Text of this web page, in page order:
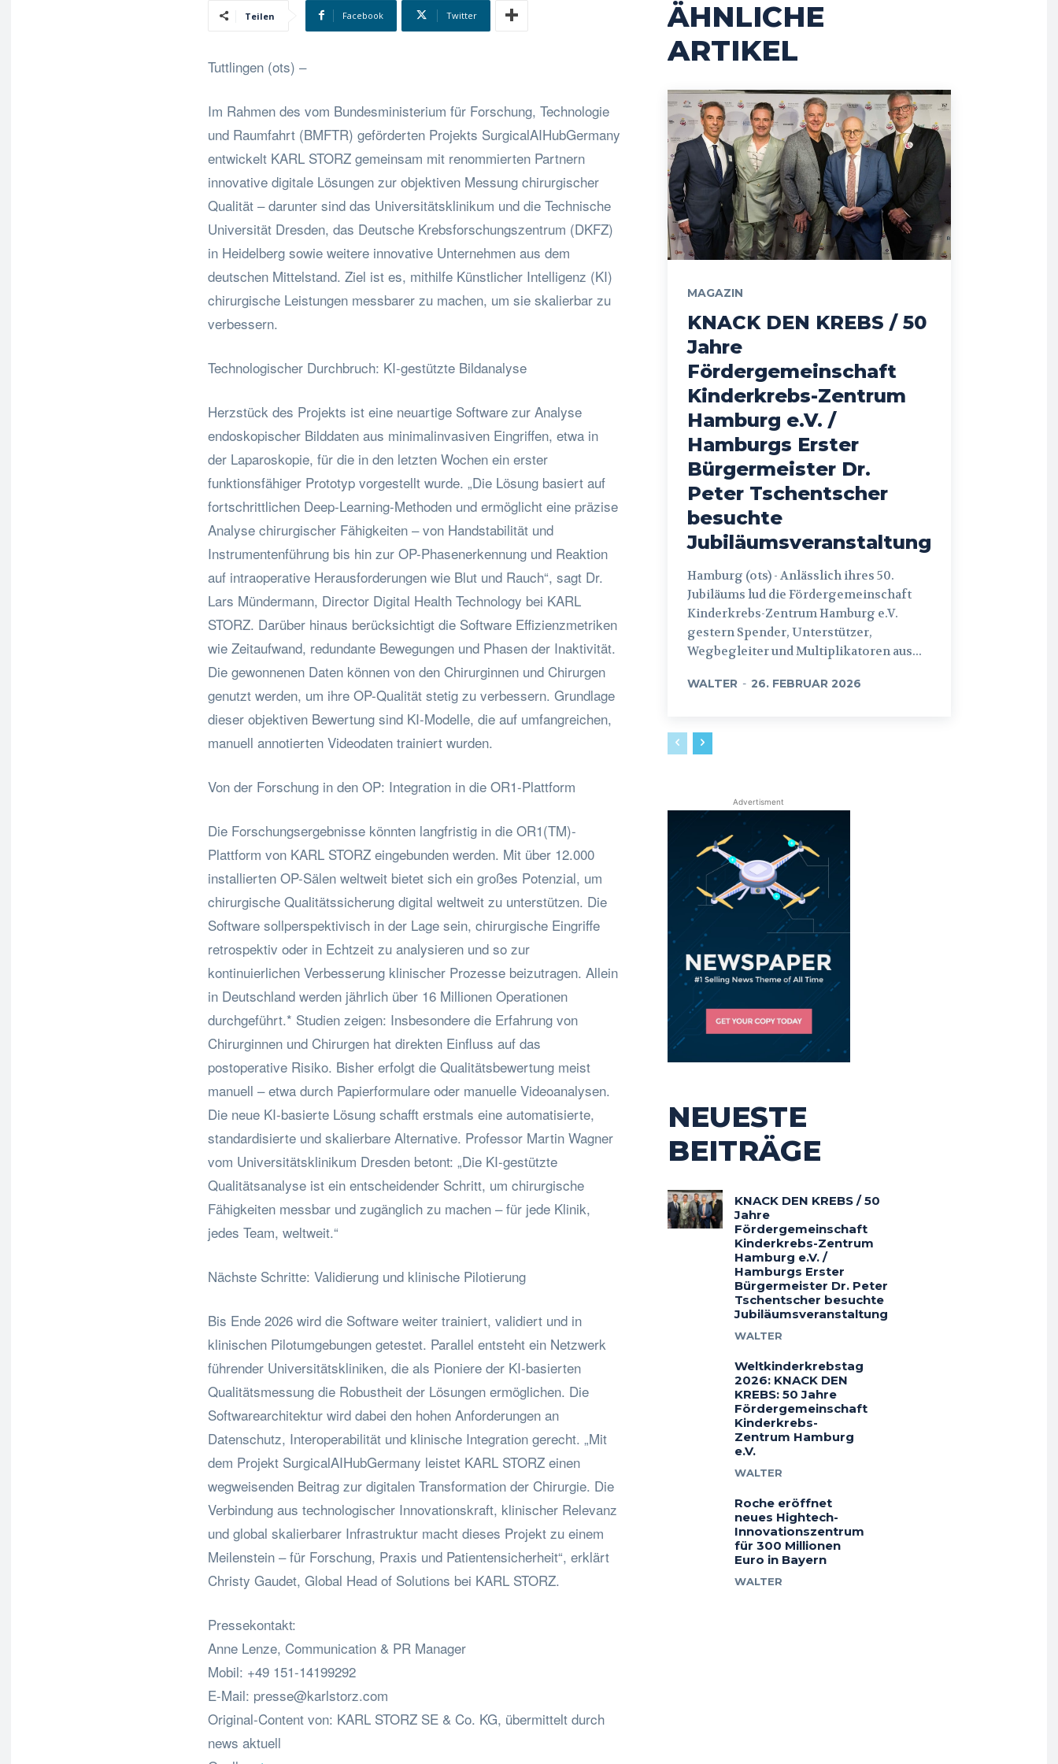
Teilen Facebook Twitter
Tuttlingen (ots) –
Im Rahmen des vom Bundesministerium für Forschung, Technologie
und Raumfahrt (BMFTR) geförderten Projekts SurgicalAIHubGermany
entwickelt KARL STORZ gemeinsam mit renommierten Partnern
innovative digitale Lösungen zur objektiven Messung chirurgischer
Qualität – darunter sind das Universitätsklinikum und die Technische
Universität Dresden, das Deutsche Krebsforschungszentrum (DKFZ)
in Heidelberg sowie weitere innovative Unternehmen aus dem
deutschen Mittelstand. Ziel ist es, mithilfe Künstlicher Intelligenz (KI)
chirurgische Leistungen messbarer zu machen, um sie skalierbar zu
verbessern.
Technologischer Durchbruch: KI-gestützte Bildanalyse
Herzstück des Projekts ist eine neuartige Software zur Analyse
endoskopischer Bilddaten aus minimalinvasiven Eingriffen, etwa in
der Laparoskopie, für die in den letzten Wochen ein erster
funktionsfähiger Prototyp vorgestellt wurde. „Die Lösung basiert auf
fortschrittlichen Deep-Learning-Methoden und ermöglicht eine präzise
Analyse chirurgischer Fähigkeiten – von Handstabilität und
Instrumentenführung bis hin zur OP-Phasenerkennung und Reaktion
auf intraoperative Herausforderungen wie Blut und Rauch“, sagt Dr.
Lars Mündermann, Director Digital Health Technology bei KARL
STORZ. Darüber hinaus berücksichtigt die Software Effizienzmetriken
wie Zeitaufwand, redundante Bewegungen und Phasen der Inaktivität.
Die gewonnenen Daten können von den Chirurginnen und Chirurgen
genutzt werden, um ihre OP-Qualität stetig zu verbessern. Grundlage
dieser objektiven Bewertung sind KI-Modelle, die auf umfangreichen,
manuell annotierten Videodaten trainiert wurden.
Von der Forschung in den OP: Integration in die OR1-Plattform
Die Forschungsergebnisse könnten langfristig in die OR1(TM)-
Plattform von KARL STORZ eingebunden werden. Mit über 12.000
installierten OP-Sälen weltweit bietet sich ein großes Potenzial, um
chirurgische Qualitätssicherung digital weltweit zu unterstützen. Die
Software sollperspektivisch in der Lage sein, chirurgische Eingriffe
retrospektiv oder in Echtzeit zu analysieren und so zur
kontinuierlichen Verbesserung klinischer Prozesse beizutragen. Allein
in Deutschland werden jährlich über 16 Millionen Operationen
durchgeführt.* Studien zeigen: Insbesondere die Erfahrung von
Chirurginnen und Chirurgen hat direkten Einfluss auf das
postoperative Risiko. Bisher erfolgt die Qualitätsbewertung meist
manuell – etwa durch Papierformulare oder manuelle Videoanalysen.
Die neue KI-basierte Lösung schafft erstmals eine automatisierte,
standardisierte und skalierbare Alternative. Professor Martin Wagner
vom Universitätsklinikum Dresden betont: „Die KI-gestützte
Qualitätsanalyse ist ein entscheidender Schritt, um chirurgische
Fähigkeiten messbar und zugänglich zu machen – für jede Klinik,
jedes Team, weltweit.“
Nächste Schritte: Validierung und klinische Pilotierung
Bis Ende 2026 wird die Software weiter trainiert, validiert und in
klinischen Pilotumgebungen getestet. Parallel entsteht ein Netzwerk
führender Universitätskliniken, die als Pioniere der KI-basierten
Qualitätsmessung die Robustheit der Lösungen ermöglichen. Die
Softwarearchitektur wird dabei den hohen Anforderungen an
Datenschutz, Interoperabilität und klinische Integration gerecht. „Mit
dem Projekt SurgicalAIHubGermany leistet KARL STORZ einen
wegweisenden Beitrag zur digitalen Transformation der Chirurgie. Die
Verbindung aus technologischer Innovationskraft, klinischer Relevanz
und global skalierbarer Infrastruktur macht dieses Projekt zu einem
Meilenstein – für Forschung, Praxis und Patientensicherheit“, erklärt
Christy Gaudet, Global Head of Solutions bei KARL STORZ.
Pressekontakt:
Anne Lenze, Communication & PR Manager
Mobil: +49 151-14199292
E-Mail: presse@karlstorz.com
Original-Content von: KARL STORZ SE & Co. KG, übermittelt durch
news aktuell
ÄHNLICHE
ARTIKEL
MAGAZIN
KNACK DEN KREBS / 50
Jahre
Fördergemeinschaft
Kinderkrebs-Zentrum
Hamburg e.V. /
Hamburgs Erster
Bürgermeister Dr.
Peter Tschentscher
besuchte
Jubiläumsveranstaltung
Hamburg (ots) - Anlässlich ihres 50.
Jubiläums lud die Fördergemeinschaft
Kinderkrebs-Zentrum Hamburg e.V.
gestern Spender, Unterstützer,
Wegbegleiter und Multiplikatoren aus...
WALTER - 26. FEBRUAR 2026
Advertisment
NEUESTE
BEITRÄGE
KNACK DEN KREBS / 50
Jahre
Fördergemeinschaft
Kinderkrebs-Zentrum
Hamburg e.V. /
Hamburgs Erster
Bürgermeister Dr. Peter
Tschentscher besuchte
Jubiläumsveranstaltung
WALTER
Weltkinderkrebstag
2026: KNACK DEN
KREBS: 50 Jahre
Fördergemeinschaft
Kinderkrebs-
Zentrum Hamburg
e.V.
WALTER
Roche eröffnet
neues Hightech-
Innovationszentrum
für 300 Millionen
Euro in Bayern
WALTER